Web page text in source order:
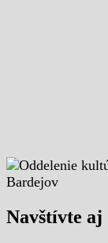
Navštívte aj